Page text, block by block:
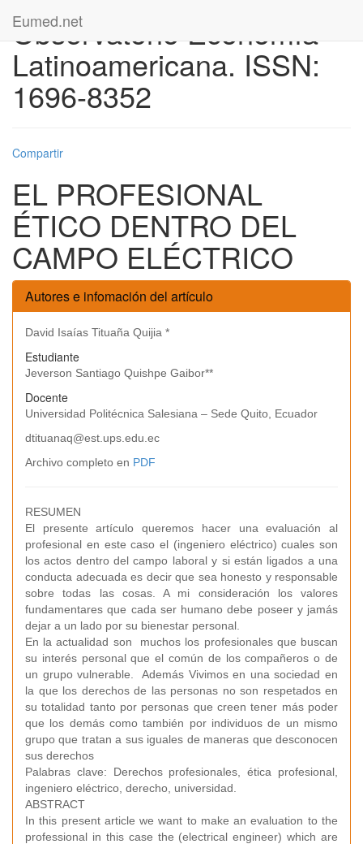
Eumed.net
Observatorio Economía
Latinoamericana. ISSN:
1696-8352
Compartir
EL PROFESIONAL
ÉTICO DENTRO DEL
CAMPO ELÉCTRICO
Autores e infomación del artículo
David Isaías Tituaña Quijia *
Estudiante
Jeverson Santiago Quishpe Gaibor**
Docente
Universidad Politécnica Salesiana – Sede Quito, Ecuador
dtituanaq@est.ups.edu.ec
Archivo completo en PDF
RESUMEN
El presente artículo queremos hacer una evaluación al
profesional en este caso el (ingeniero eléctrico) cuales son
los actos dentro del campo laboral y si están ligados a una
conducta adecuada es decir que sea honesto y responsable
sobre todas las cosas. A mi consideración los valores
fundamentares que cada ser humano debe poseer y jamás
dejar a un lado por su bienestar personal.
En la actualidad son muchos los profesionales que buscan
su interés personal que el común de los compañeros o de
un grupo vulnerable. Además Vivimos en una sociedad en
la que los derechos de las personas no son respetados en
su totalidad tanto por personas que creen tener más poder
que los demás como también por individuos de un mismo
grupo que tratan a sus iguales de maneras que desconocen
sus derechos
Palabras clave: Derechos profesionales, ética profesional,
ingeniero eléctrico, derecho, universidad.
ABSTRACT
In this present article we want to make an evaluation to the
professional in this case the (electrical engineer) which are